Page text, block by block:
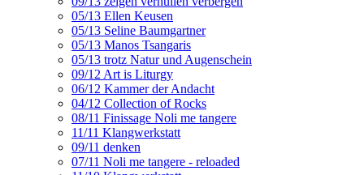
05/13 Ellen Keusen
05/13 Seline Baumgartner
05/13 Manos Tsangaris
05/13 trotz Natur und Augenschein
09/12 Art is Liturgy
06/12 Kammer der Andacht
04/12 Collection of Rocks
08/11 Finissage Noli me tangere
11/11 Klangwerkstatt
09/11 denken
07/11 Noli me tangere - reloaded